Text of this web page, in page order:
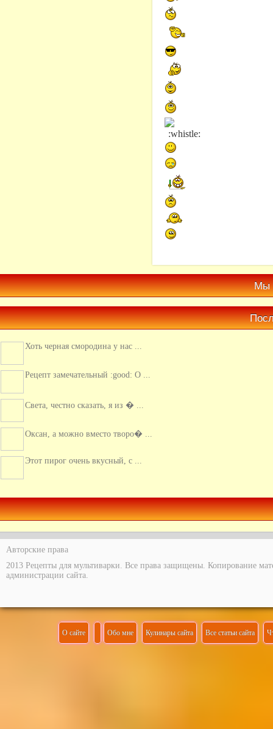
Мы
Хоть черная смородина у нас ...
Рецепт замечательный :good: О ...
Света, честно сказать, я из � ...
Оксан, а можно вместо творо� ...
Этот пирог очень вкусный, с ...
Авторские права
2013 Рецепты для мультиварки. Все права защищены. Копирование
администрации сайта.
О сайте Обо мне Кулинары сайта Все статьи сайта